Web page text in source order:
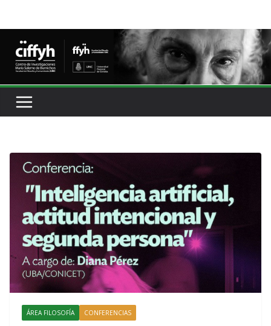
ÁREA FILOSOFÍA CONFERENCIAS